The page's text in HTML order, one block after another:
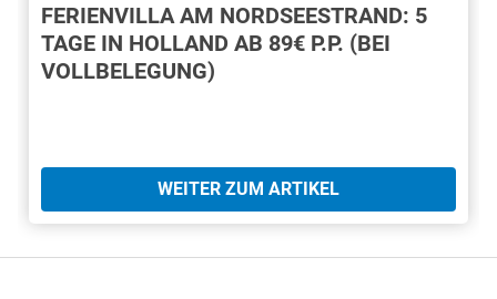
FERIENVILLA AM NORDSEESTRAND: 5
TAGE IN HOLLAND AB 89€ P.P. (BEI
VOLLBELEGUNG)
WEITER ZUM ARTIKEL